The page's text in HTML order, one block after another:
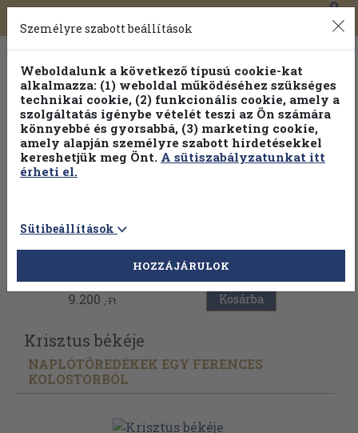
Toggle
navigation
0
Vissza az előző oldalra
9.200 ,-Ft Kosárba
Krisztus békéje
NAPLÓTÖREDÉKEK EGY FERENCES
KOLOSTORBÓL
Személyre szabott beállítások
Weboldalunk a következő típusú cookie-kat
alkalmazza: (1) weboldal működéséhez szükséges
technikai cookie, (2) funkcionális cookie, amely a
szolgáltatás igénybe vételét teszi az Ön számára
könnyebbé és gyorsabbá, (3) marketing cookie,
amely alapján személyre szabott hirdetésekkel
kereshetjük meg Önt. A sütiszabályzatunkat itt
érheti el.
Sütibeállítások
HOZZÁJÁRULOK